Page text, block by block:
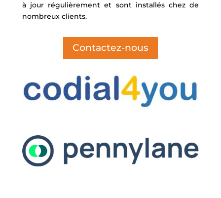
à jour régulièrement et sont installés chez de
nombreux clients.
Contactez-nous